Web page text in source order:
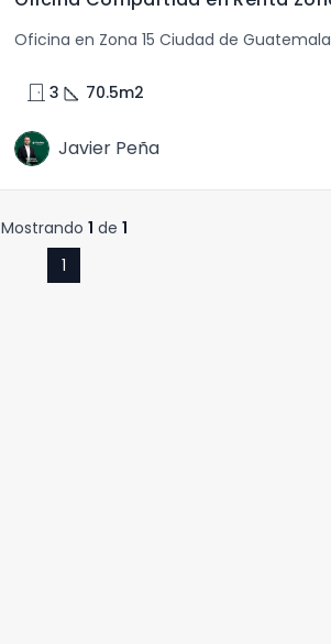
Oficina en Zona 15 Ciudad de Guatemala
door_front 3 square_foot 70.5m2
Javier Peña
Mostrando 1 de 1
1